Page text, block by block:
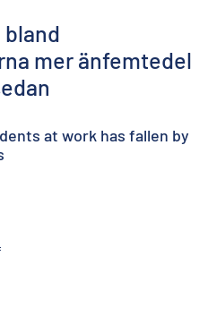
bland
mer änfemtedel
at work has fallen by